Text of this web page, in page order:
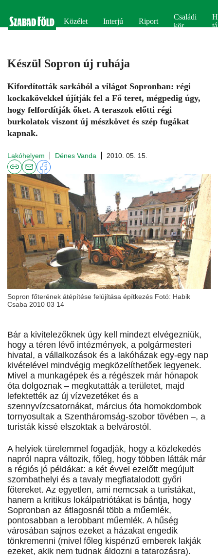
Közélet Interjú Riport
Családi
kör
Készül Sopron új ruhája
Kifordították sarkából a világot Sopronban: régi
kockakövekkel újítják fel a Fő teret, mégpedig úgy,
hogy felfordítják őket. A teraszok előtti régi
burkolatok viszont új mészkövet és szép fugákat
kapnak.
Lakóhelyem Dénes Vanda 2010. 05. 15.
Sopron főterének átépítése felújítása építkezés Fotó: Habik
Csaba 2010 03 14
Bár a kivitelezőknek úgy kell mindezt elvégezniük,
hogy a téren lévő intézmények, a polgármesteri
hivatal, a vállalkozások és a lakóházak egy-egy nap
kivételével mindvégig megközelíthetőek legyenek.
Mivel a munkagépek és a régészek már hónapok
óta dolgoznak – megkutatták a területet, majd
lefektették az új vízvezetéket és a
szennyvízcsatornákat, március óta homokdombok
tornyosultak a Szentháromság-szobor tövében –, a
turisták kissé elszoktak a belvárostól.
A helyiek türelemmel fogadják, hogy a közlekedés
napról napra változik, főleg, hogy többen látták már
a régiós jó példákat: a két évvel ezelőtt megújult
szombathelyi és a tavaly megfiatalodott győri
főtereket. Az egyetlen, ami nemcsak a turistákat,
hanem a kritikus lokálpatriótákat is bántja, hogy
Sopronban az átlagosnál több a műemlék,
pontosabban a lerobbant műemlék. A hűség
városában sajnos ezeket a házakat engedik
tönkremenni (mivel főleg kispénzű emberek lakják
ezeket, akik nem tudnak áldozni a tatarozásra).